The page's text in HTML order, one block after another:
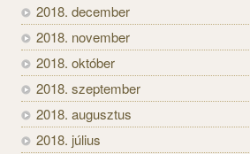
2018. december
2018. november
2018. október
2018. szeptember
2018. augusztus
2018. július